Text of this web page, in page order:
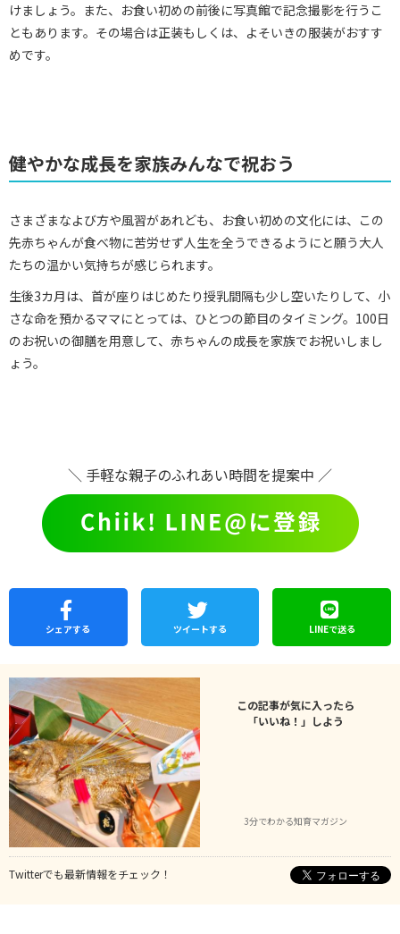
けましょう。また、お食い初めの前後に写真館で記念撮影を行うこ
ともあります。その場合は正装もしくは、よそいきの服装がおすす
めです。
健やかな成長を家族みんなで祝おう
さまざまなよび方や風習があれども、お食い初めの文化には、この
先赤ちゃんが食べ物に苦労せず人生を全うできるようにと願う大人
たちの温かい気持ちが感じられます。
生後3カ月は、首が座りはじめたり授乳間隔も少し空いたりして、小
さな命を預かるママにとっては、ひとつの節目のタイミング。100日
のお祝いの御膳を用意して、赤ちゃんの成長を家族でお祝いしまし
ょう。
＼ 手軽な親子のふれあい時間を提案中 ／
シェアする ツイートする LINEで送る
この記事が気に入ったら
「いいね！」しよう
3分でわかる知育マガジン
Twitterでも最新情報をチェック！